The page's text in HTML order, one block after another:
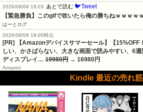
2026/08/09 18:03
あとで読む 🐦Tweet
【緊急勝負】このgifで吹いたら俺の勝ちねｗｗｗｗ
はーとログ
2026/08/09 19:00時点
[PR] 【Amazonデバイスサマーセール】【
しい、かさばらない、大きな画面で読みやすい、6
ディスプレイ… 19980円 → 16980円
Amazon
Kindle 最近の売れ